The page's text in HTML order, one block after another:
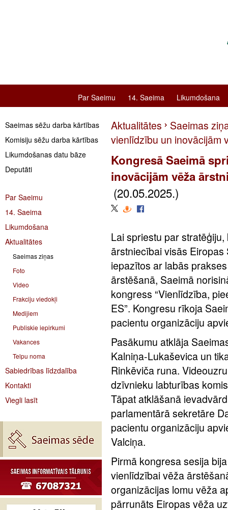
Par Saeimu 14. Saeima Likumdošana
Saeimas sēžu darba kārtības
Komisiju sēžu darba kārtības
Likumdošanas datu bāze
Deputāti
Par Saeimu
14. Saeima
Likumdošana
Aktualitātes
Saeimas ziņas
Foto
Video
Frakciju viedokļi
Medijiem
Publiskie iepirkumi
Vakances
Telpu noma
Sabiedrības līdzdalība
Kontakti
Viegli lasīt
Aktualitātes
Saeimas
vienlīdzību un inovācijām
Kongresā Saeimā
inovācijām vēža
(20.05.2025.)
Lai spriestu par
ārstniecībai visās
iepazītos ar labās
ārstēšanā, Saeimā
kongress “Vienlīdzība,
ES”. Kongresu rīkoja
pacientu organizāciju
Pasākumu atklāja
Kalniņa-Lukaševica un
Rinkēviča runa.
dzīvnieku labturības
Tāpat atklāšanā
parlamentārā sekretāre
pacientu organizāciju
Valciņa.
Pirmā kongresa sesija
vienlīdzībai vēža
organizācijas lomu vēža
pārrunāts Eiropas vēža